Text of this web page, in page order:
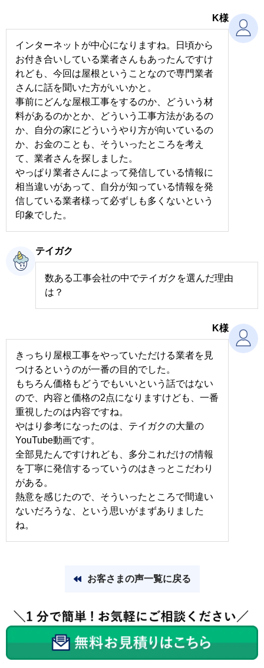
K様
インターネットが中心になりますね。日頃から
お付き合いしている業者さんもあったんですけ
れども、今回は屋根ということなので専門業者
さんに話を聞いた方がいいかと。
事前にどんな屋根工事をするのか、どういう材
料があるのかとか、どういう工事方法があるの
か、自分の家にどういうやり方が向いているの
か、お金のことも、そういったところを考え
て、業者さんを探しました。
やっぱり業者さんによって発信している情報に
相当違いがあって、自分が知っている情報を発
信している業者様って必ずしも多くないという
印象でした。
テイガク
数ある工事会社の中でテイガクを選んだ理由
は？
K様
きっちり屋根工事をやっていただける業者を見
つけるというのが一番の目的でした。
もちろん価格もどうでもいいという話ではない
ので、内容と価格の2点になりますけども、一番
重視したのは内容ですね。
やはり参考になったのは、テイガクの大量の
YouTube動画です。
全部見たんですけれども、多分これだけの情報
を丁寧に発信するっていうのはきっとこだわり
がある。
熱意を感じたので、そういったところで間違い
ないだろうな、という思いがまずありました
ね。
お客さまの声一覧に戻る